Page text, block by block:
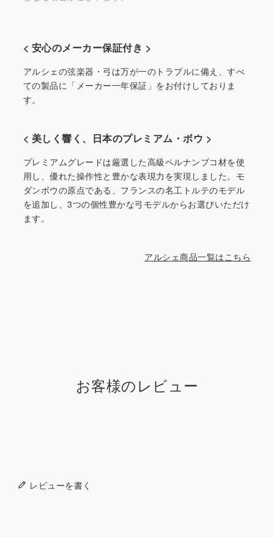
< 安心のメーカー保証付き >
アルシェの弦楽器・弓は万が一のトラブルに備え、すべ
ての製品に「メーカー一年保証」をお付けしておりま
す。
< 美しく響く、日本のプレミアム・ボウ >
プレミアムグレードは厳選した高級ペルナンブコ材を使
用し、優れた操作性と豊かな表現力を実現しました。モ
ダンボウの原点である、フランスの名工トルテのモデル
を追加し、3つの個性豊かな弓モデルからお選びいただけ
ます。
アルシェ商品一覧はこちら
お客様のレビュー
レビューを書く